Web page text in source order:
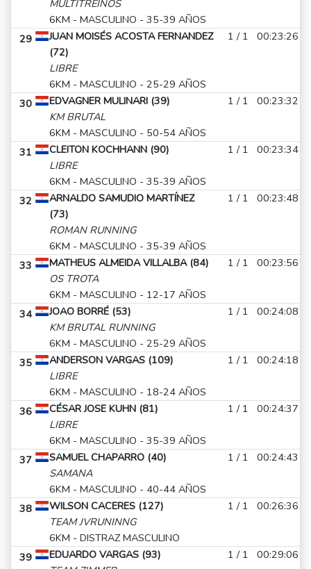
MULTITREINOS
6KM - MASCULINO - 35-39 AÑOS
29
JUAN MOISÉS ACOSTA FERNANDEZ
(72)
LIBRE
6KM - MASCULINO - 25-29 AÑOS
1 / 1 00:23:26
30
EDVAGNER MULINARI (39)
KM BRUTAL
6KM - MASCULINO - 50-54 AÑOS
1 / 1 00:23:32
31
CLEITON KOCHHANN (90)
LIBRE
6KM - MASCULINO - 35-39 AÑOS
1 / 1 00:23:34
32
ARNALDO SAMUDIO MARTÍNEZ
(73)
ROMAN RUNNING
6KM - MASCULINO - 35-39 AÑOS
1 / 1 00:23:48
33
MATHEUS ALMEIDA VILLALBA (84)
OS TROTA
6KM - MASCULINO - 12-17 AÑOS
1 / 1 00:23:56
34
JOAO BORRÉ (53)
KM BRUTAL RUNNING
6KM - MASCULINO - 25-29 AÑOS
1 / 1 00:24:08
35
ANDERSON VARGAS (109)
LIBRE
6KM - MASCULINO - 18-24 AÑOS
1 / 1 00:24:18
36
CÉSAR JOSE KUHN (81)
LIBRE
6KM - MASCULINO - 35-39 AÑOS
1 / 1 00:24:37
37
SAMUEL CHAPARRO (40)
SAMANA
6KM - MASCULINO - 40-44 AÑOS
1 / 1 00:24:43
38
WILSON CACERES (127)
TEAM JVRUNINNG
6KM - DISTRAZ MASCULINO
1 / 1 00:26:36
39
EDUARDO VARGAS (93)
1 / 1 00:29:06